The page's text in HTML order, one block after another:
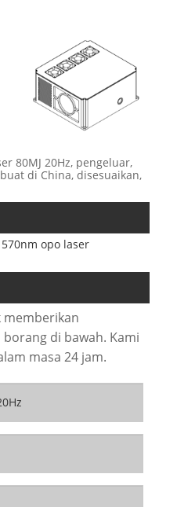
80MJ 20Hz, pengeluar,
di China, disesuaikan,
opo laser
memberikan
di bawah. Kami
masa 24 jam.